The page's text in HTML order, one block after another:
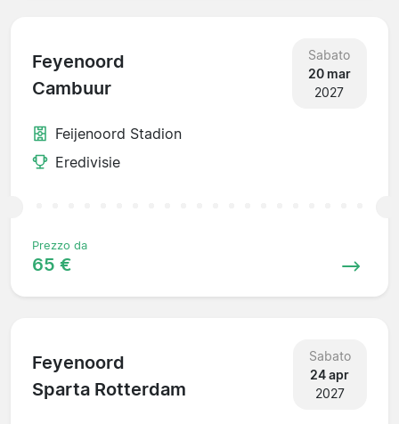
Feyenoord
Cambuur
Sabato
20 mar
2027
Feijenoord Stadion
Eredivisie
Prezzo da
65 €
Feyenoord
Sparta Rotterdam
Sabato
24 apr
2027